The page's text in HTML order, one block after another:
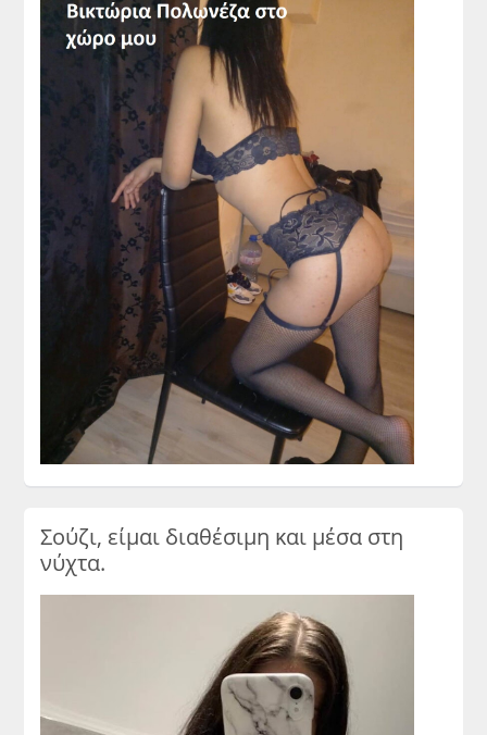
Σούζι, είμαι διαθέσιμη και μέσα στη
νύχτα.